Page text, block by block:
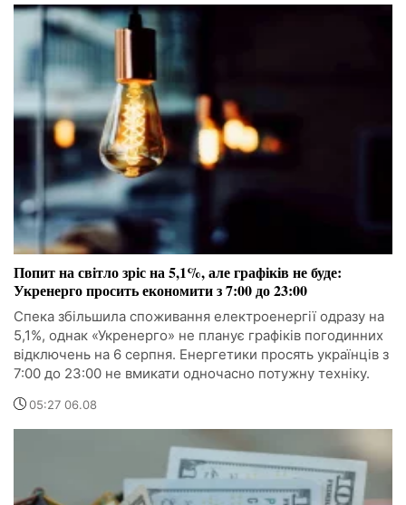
Попит на світло зріс на 5,1%, але графіків не буде:
Укренерго просить економити з 7:00 до 23:00
Спека збільшила споживання електроенергії одразу на
5,1%, однак «Укренерго» не планує графіків погодинних
відключень на 6 серпня. Енергетики просять українців з
7:00 до 23:00 не вмикати одночасно потужну техніку.
05:27 06.08